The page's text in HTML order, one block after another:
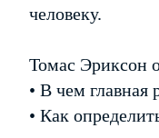
человеку.
Томас Эриксон
• В чем
• Как